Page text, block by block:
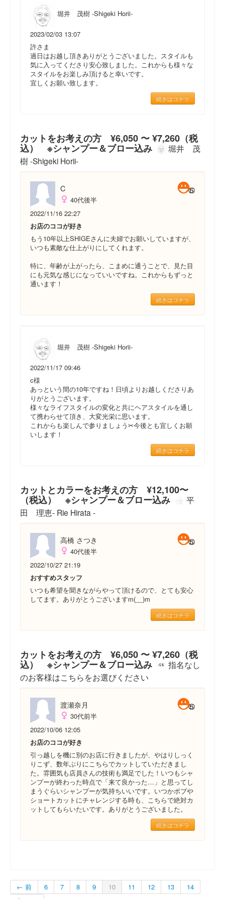
堀井 茂樹 -Shigeki Horii-
2023/02/03 13:07
許さま
過日はお越し頂きありがとうございました。スタイルも
気に入ってくださり安心致しました。これからも様々な
スタイルをお楽しみ頂けると幸いです。
宜しくお願い致します。
続きはコチラ
カットをお考えの方 ¥6,050 〜 ¥7,260（税
込） ※シャンプー＆ブロー込み
堀井 茂
樹 -Shigeki Horii-
C
40代後半
2022/11/16 22:27
お店のココが好き
もう10年以上SHIGEさんに夫婦でお願いしていますが、
いつも素敵な仕上がりにしてくれます。
特に、年齢が上がったら、こまめに通うことで、見た目
にも元気な感じになっていいですね。これからもずっと
通います！
続きはコチラ
堀井 茂樹 -Shigeki Horii-
2022/11/17 09:46
c様
あっという間の10年ですね！日頃よりお越しくださりあ
りがとうございます。
様々なライフスタイルの変化と共にヘアスタイルを通し
て携わらせて頂き、大変光栄に思います。
これからも楽しんで参りましょう✂︎今後とも宜しくお願
いします！
続きはコチラ
カットとカラーをお考えの方 ¥12,100〜
（税込） ※シャンプー＆ブロー込み
平
田 理恵- Rie Hirata -
高橋 さつき
40代後半
2022/10/27 21:19
おすすめスタッフ
いつも希望を聞きながらやって頂けるので、とても安心
してます。ありがとうございますm(__)m
続きはコチラ
カットをお考えの方 ¥6,050 〜 ¥7,260（税
込） ※シャンプー＆ブロー込み
指名なし
のお客様はこちらをお選びください
渡瀬奈月
30代前半
2022/10/06 12:05
お店のココが好き
引っ越しを機に別のお店に行きましたが、やはりしっく
りこず、数年ぶりにこちらでカットしていただきまし
た。雰囲気も店員さんの技術も満足でした！いつもシャ
ンプーが終わった時点で「来て良かった…」と思ってし
まうぐらいシャンプーが気持ちいいです。いつかボブや
ショートカットにチャレンジする時も、こちらで絶対カ
ットしてもらいたいです。ありがとうございました。
続きはコチラ
← 前 6 7 8 9 10 11 12 13
14